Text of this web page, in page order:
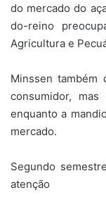
do mercado do
do-reino
Agricultura e
Minssen também
consumidor,
enquanto a
mercado.
Segundo
atenção